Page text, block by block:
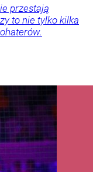
przestają
to nie tylko kilka